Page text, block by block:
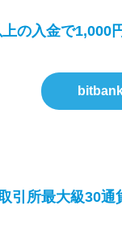
上の入金で1,000
引所最大級30通